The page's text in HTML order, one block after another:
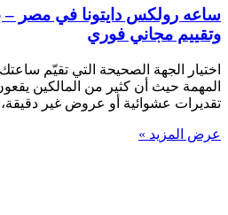
ساعه رولكس دايتونا في مصر –
وتقييم مجاني فوري
اختيار الجهة الصحيحة التي تقيّم
المهمة حيث أن كثير من المالكين
تقديرات عشوائية أو عروض غير
عرض المزيد »